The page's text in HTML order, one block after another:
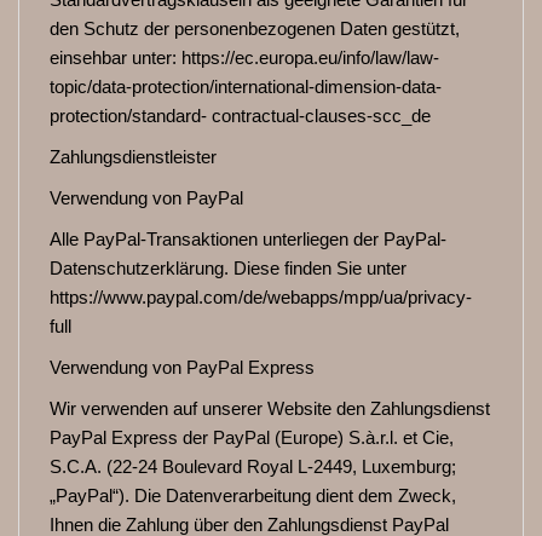
den Schutz der personenbezogenen Daten gestützt,
einsehbar unter: https://ec.europa.eu/info/law/law-
topic/data-protection/international-dimension-data-
protection/standard- contractual-clauses-scc_de
Zahlungsdienstleister
Verwendung von PayPal
Alle PayPal-Transaktionen unterliegen der PayPal-
Datenschutzerklärung. Diese finden Sie unter
https://www.paypal.com/de/webapps/mpp/ua/privacy-
full
Verwendung von PayPal Express
Wir verwenden auf unserer Website den Zahlungsdienst
PayPal Express der PayPal (Europe) S.à.r.l. et Cie,
S.C.A. (22-24 Boulevard Royal L-2449, Luxemburg;
„PayPal“). Die Datenverarbeitung dient dem Zweck,
Ihnen die Zahlung über den Zahlungsdienst PayPal